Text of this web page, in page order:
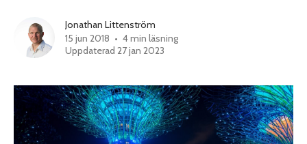
Jonathan Littenström
15 jun 2018 • 4 min läsning
Uppdaterad 27 jan 2023